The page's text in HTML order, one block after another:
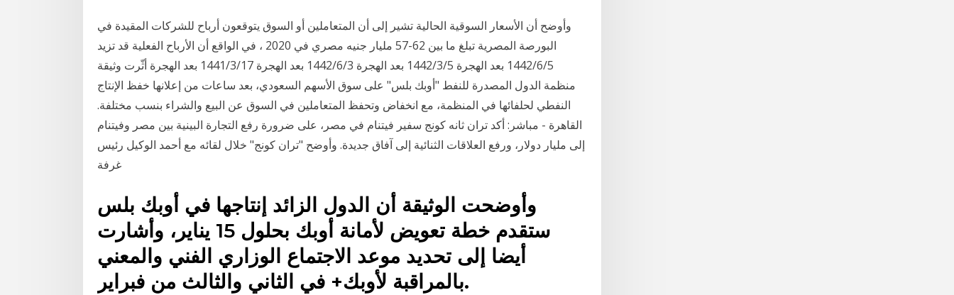
وأوضح أن الأسعار السوقية الحالية تشير إلى أن المتعاملين أو السوق يتوقعون أرباح للشركات المقيدة في
البورصة المصرية تبلغ ما بين 62-57 مليار جنيه مصري في 2020 ، في الواقع أن الأرباح الفعلية قد تزيد
5‏‏/6‏‏/1442 بعد الهجرة 5‏‏/3‏‏/1442 بعد الهجرة 3‏‏/6‏‏/1442 بعد الهجرة 17‏‏/3‏‏/1441 بعد الهجرة أثّرت وثيقة
منظمة الدول المصدرة للنفط "أوبك بلس" على سوق الأسهم السعودي، بعد ساعات من إعلانها خفظ الإنتاج
النفطي لحلفائها في المنظمة، مع انخفاض وتحفظ المتعاملين في السوق عن البيع والشراء بنسب مختلفة.
القاهرة - مباشر: أكد تران ثانه كونج سفير فيتنام في مصر، على ضرورة رفع التجارة البينية بين مصر وفيتنام
إلى مليار دولار، ورفع العلاقات الثنائية إلى آفاق جديدة. وأوضح "تران كونج" خلال لقائه مع أحمد الوكيل رئيس
غرفة
وأوضحت الوثيقة أن الدول الزائد إنتاجها في أوبك بلس
ستقدم خطة تعويض لأمانة أوبك بحلول 15 يناير، وأشارت
أيضا إلى تحديد موعد الاجتماع الوزاري الفني والمعني
بالمراقبة لأوبك+ في الثاني والثالث من فبراير.